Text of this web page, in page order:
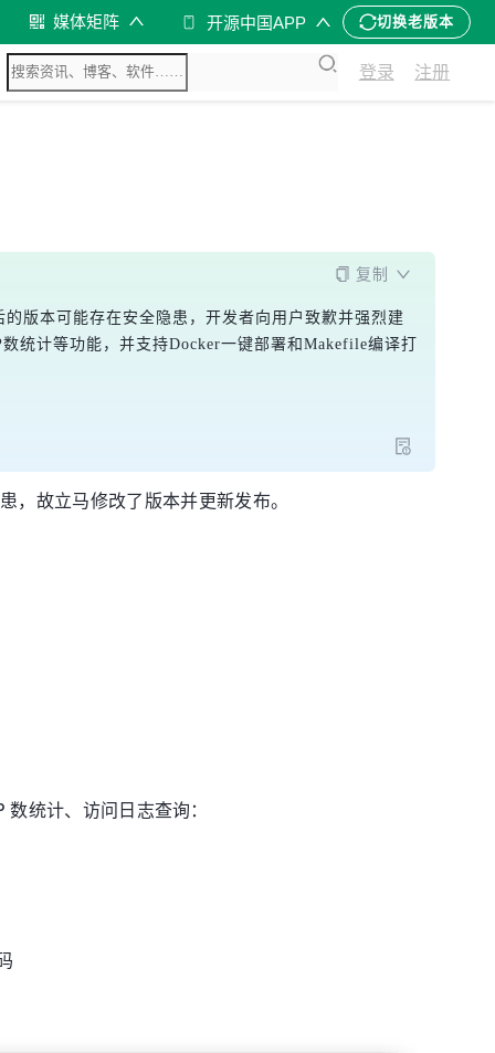
媒体矩阵 开源中国APP 切换老版本
登录 注册
复制
版本可能存在安全隐患，开发者向用户致歉并强烈建
统计等功能，并支持Docker一键部署和Makefile编译打
故立马修改了版本并更新发布。
统计、访问日志查询：